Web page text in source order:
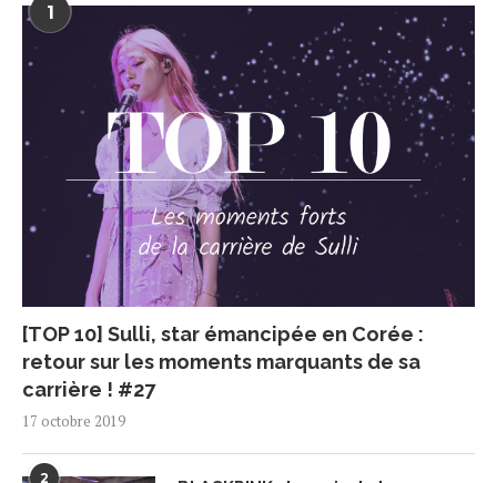
1
[TOP 10] Sulli, star émancipée en Corée :
retour sur les moments marquants de sa
carrière ! #27
17 octobre 2019
2